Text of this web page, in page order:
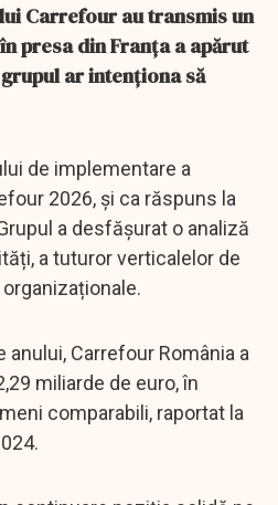
Carrefour au transmis un
presa din Franţa a apărut
ar intenţiona să
de implementare a
2026, și ca răspuns la
a desfășurat o analiză
a tuturor verticalelor de
Carrefour România a
miliarde de euro, în
comparabili, raportat la